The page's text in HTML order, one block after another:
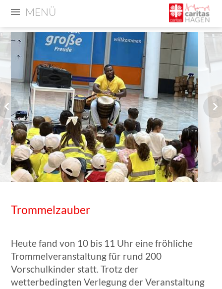
MENÜ
Trommelzauber
Heute fand von 10 bis 11 Uhr eine fröhliche
Trommelveranstaltung für rund 200
Vorschulkinder statt. Trotz der
wetterbedingten Verlegung der Veranstaltung